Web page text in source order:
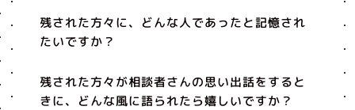
残された方々に、どんな人であったと記憶され
たいですか？
残された方々が相談者さんの思い出話をすると
きに、どんな風に語られたら嬉しいですか？